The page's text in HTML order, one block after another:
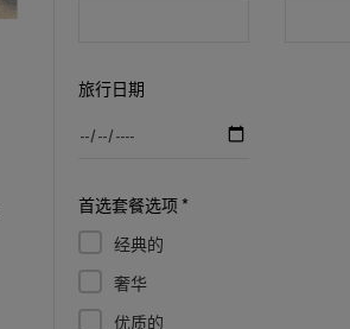
旅行日期
首选套餐选项 *
经典的
奢华
优质的